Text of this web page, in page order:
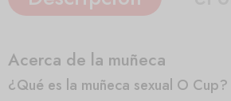
Acerca de la muñeca
¿Qué es la muñeca sexual O Cup?